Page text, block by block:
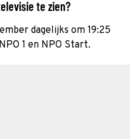
te zien?
dagelijks om 19:25
1 en NPO Start.